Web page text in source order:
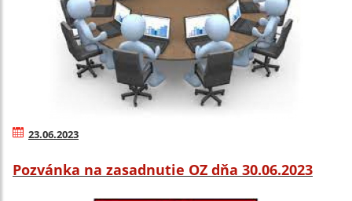
23.06.2023
Pozvánka na zasadnutie OZ dňa 30.06.2023